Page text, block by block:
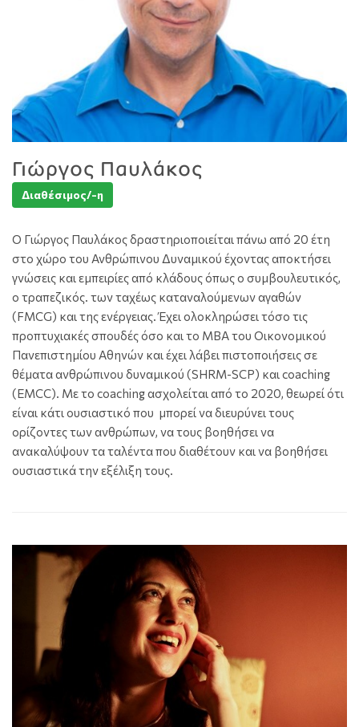
Γιώργος Παυλάκος
Διαθέσιμος/-η
Ο Γιώργος Παυλάκος δραστηριοποιείται πάνω από 20 έτη
στο χώρο του Ανθρώπινου Δυναμικού έχοντας αποκτήσει
γνώσεις και εμπειρίες από κλάδους όπως ο συμβουλευτικός,
ο τραπεζικός. των ταχέως καταναλούμενων αγαθών
(FMCG) και της ενέργειας. Έχει ολοκληρώσει τόσο τις
προπτυχιακές σπουδές όσο και το MBA του Οικονομικού
Πανεπιστημίου Αθηνών και έχει λάβει πιστοποιήσεις σε
θέματα ανθρώπινου δυναμικού (SHRM-SCP) και coaching
(EMCC). Με το coaching ασχολείται από το 2020, θεωρεί ότι
είναι κάτι ουσιαστικό που μπορεί να διευρύνει τους
ορίζοντες των ανθρώπων, να τους βοηθήσει να
ανακαλύψουν τα ταλέντα που διαθέτουν και να βοηθήσει
ουσιαστικά την εξέλιξη τους.